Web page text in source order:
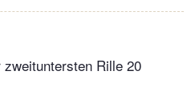
Rille 20